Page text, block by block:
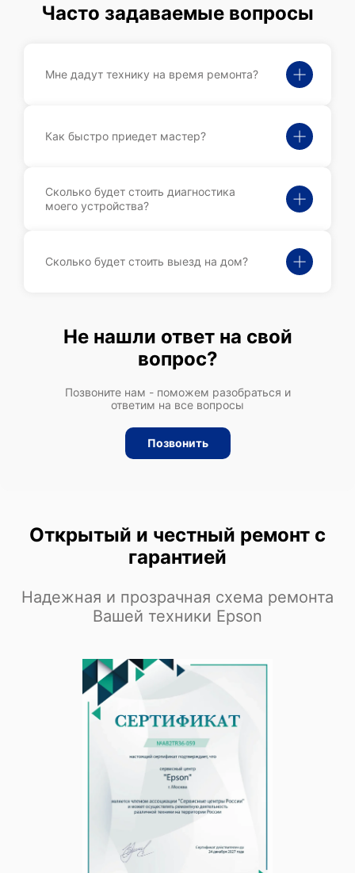
Часто задаваемые вопросы
Мне дадут технику на время ремонта?
Как быстро приедет мастер?
Сколько будет стоить диагностика
моего устройства?
Сколько будет стоить выезд на дом?
Не нашли ответ на свой
вопрос?
Позвоните нам - поможем разобраться и
ответим на все вопросы
Позвонить
Открытый и честный ремонт с
гарантией
Надежная и прозрачная схема ремонта
Вашей техники Epson